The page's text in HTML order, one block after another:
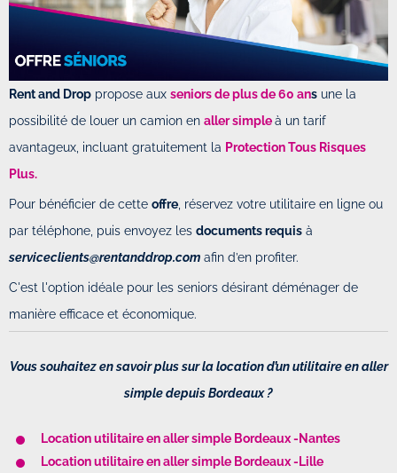
Rent and Drop propose aux seniors de plus de 60 ans une la
possibilité de louer un camion en aller simpleà un tarif
avantageux, incluant gratuitement la Protection Tous Risques
Plus.
Pour bénéficier de cette offre , réservez votre utilitaire en ligne ou
par téléphone, puis envoyez les documents requis à
serviceclients@rentanddrop.com afin d’en profiter.
C'est l'option idéale pour les seniors désirant déménager de
manière efficace et économique.
Vous souhaitez en savoir plus sur la location d’un utilitaire en aller
simple depuis Bordeaux ?
Location utilitaire en aller simple Bordeaux -Nantes
Location utilitaire en aller simple Bordeaux -Lille